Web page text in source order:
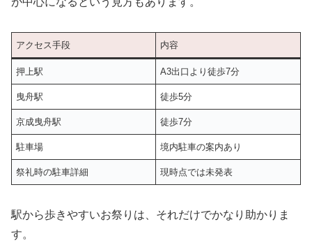
アクセス手段 内容
押上駅 A3出口より徒歩7分
曳舟駅 徒歩5分
京成曳舟駅 徒歩7分
駐車場 境内駐車の案内あり
祭礼時の駐車詳細 現時点では未発表
駅から歩きやすいお祭りは、それだけでかなり助かりま
す。